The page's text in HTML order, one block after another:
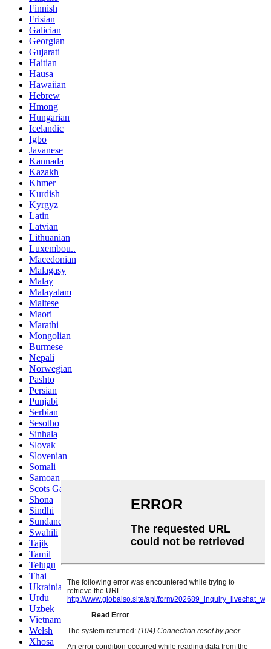
Finnish
Frisian
Galician
Georgian
Gujarati
Haitian
Hausa
Hawaiian
Hebrew
Hmong
Hungarian
Icelandic
Igbo
Javanese
Kannada
Kazakh
Khmer
Kurdish
Kyrgyz
Latin
Latvian
Lithuanian
Luxembou..
Macedonian
Malagasy
Malay
Malayalam
Maltese
Maori
Marathi
Mongolian
Burmese
Nepali
Norwegian
Pashto
Persian
Punjabi
Serbian
Sesotho
Sinhala
Slovak
Slovenian
Somali
Samoan
Scots Gaelic
Shona
Sindhi
Sundanese
Swahili
Tajik
Tamil
Telugu
Thai
Ukrainian
Urdu
Uzbek
Vietnamese
Welsh
Xhosa